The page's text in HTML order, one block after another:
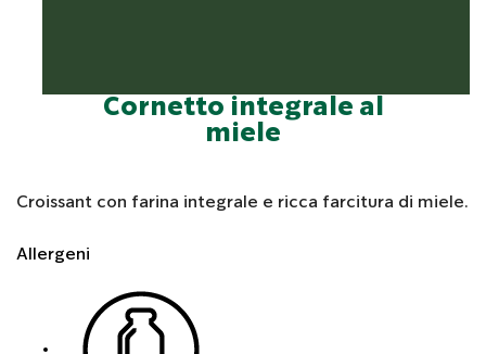
Cornetto integrale al
miele
Croissant con farina integrale e ricca farcitura di miele.
Allergeni